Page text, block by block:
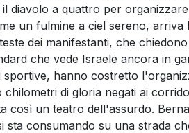
diavolo a quattro per
un fulmine a ciel sereno, arriva
dei manifestanti, che
che vede Israele ancora in
hanno costretto
di gloria negati ai
così un teatro dell'assurdo.
sta consumando su una strada